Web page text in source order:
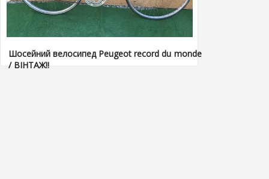
Шосейний велосипед Peugeot record du monde
/ ВІНТАЖ!!